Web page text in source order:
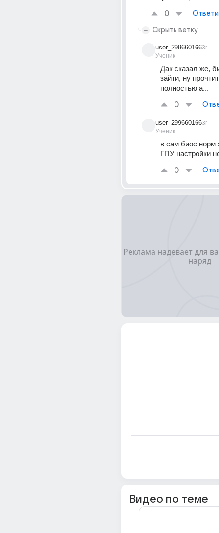
0
Скрыть ветку
user_299660166
Ученик
3г
Дак сказал же,
зайти, ну
полностью а...
0
user_299660166
Ученик
3г
в сам биос норм
ГПУ настройки
0
Видео по теме